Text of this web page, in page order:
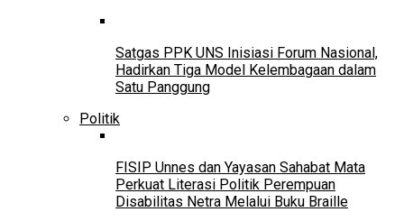
Satgas PPK UNS Inisiasi Forum Nasional,
Hadirkan Tiga Model Kelembagaan dalam
Satu Panggung
Politik
FISIP Unnes dan Yayasan Sahabat Mata
Perkuat Literasi Politik Perempuan
Disabilitas Netra Melalui Buku Braille